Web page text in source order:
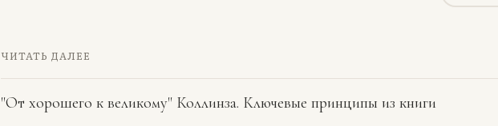
ЧИТАТЬ ДАЛЕЕ
"От хорошего к великому" Коллинза. Ключевые принципы из книги